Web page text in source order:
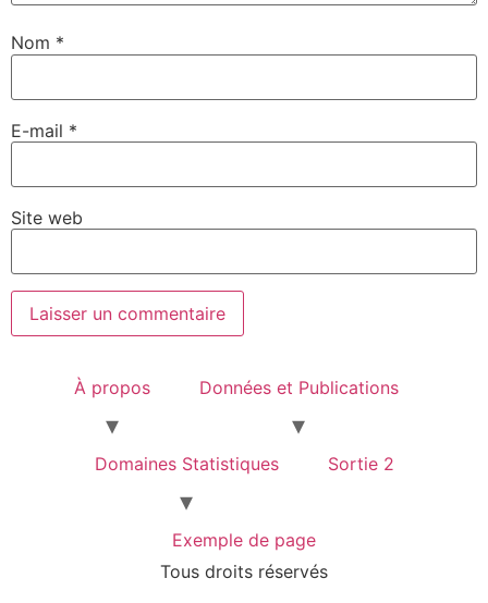
Nom *
E-mail *
Site web
À propos Données et Publications
Domaines Statistiques Sortie 2
Exemple de page
Tous droits réservés